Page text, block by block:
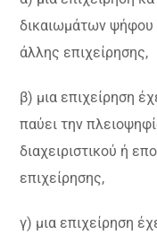
δικαιωμάτων
άλλης επιχείρησης,
β) μια επιχείρηση
παύει την
διαχειριστικού ή
επιχείρησης,
γ) μια επιχείρηση